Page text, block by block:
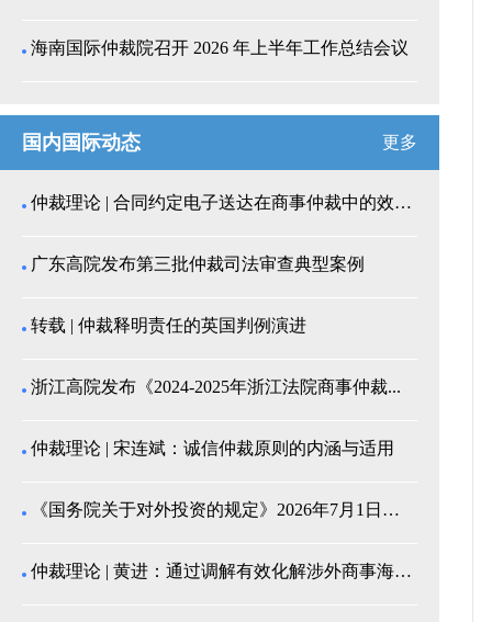
海南国际仲裁院召开 2026 年上半年工作总结会议
国内国际动态 更多
仲裁理论 | 合同约定电子送达在商事仲裁中的效力认...
广东高院发布第三批仲裁司法审查典型案例
转载 | 仲裁释明责任的英国判例演进
浙江高院发布《2024-2025年浙江法院商事仲裁...
仲裁理论 | 宋连斌：诚信仲裁原则的内涵与适用
《国务院关于对外投资的规定》2026年7月1日起施...
仲裁理论 | 黄进：通过调解有效化解涉外商事海事纠...